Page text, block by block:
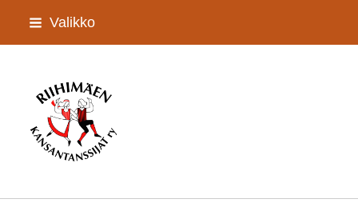
Siirry
Valikko
Riihimäen Kansantanssijat ry